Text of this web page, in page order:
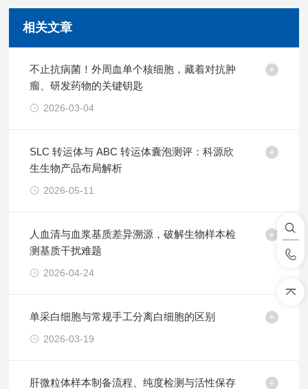
相关文章
不止抗病菌！外周血单个核细胞，藏着对抗肿
瘤、研发药物的关键钥匙
2026-03-04
SLC 转运体与 ABC 转运体囊泡测评：科源欣
生生物产品布局解析
2026-05-11
人血清与血浆基质差异溯源，破解生物样本检
测基质干扰难题
2026-04-24
单采白细胞与常规手工分离白细胞的区别
2026-03-19
肝微粒体样本制备流程、纯度检测与活性保存